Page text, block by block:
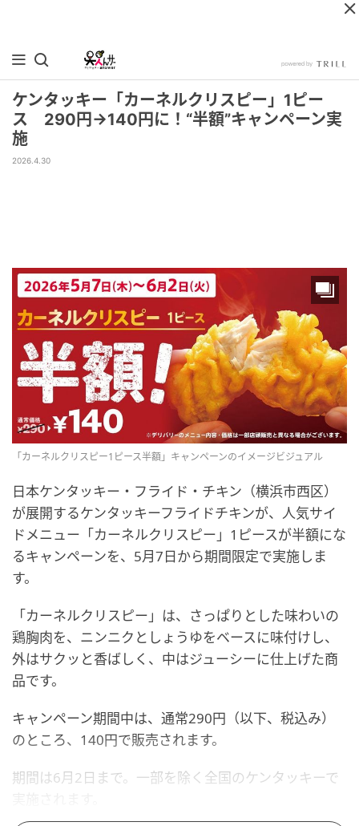
ケンタッキー「カーネルクリスピー」1ピー
ス 290円→140円に！“半額”キャンペーン実
施
2026.4.30
「カーネルクリスピー1ピース半額」キャンペーンのイメージビジュアル
日本ケンタッキー・フライド・チキン（横浜市西区）
が展開するケンタッキーフライドチキンが、人気サイ
ドメニュー「カーネルクリスピー」1ピースが半額にな
るキャンペーンを、5月7日から期間限定で実施しま
す。
「カーネルクリスピー」は、さっぱりとした味わいの
鶏胸肉を、ニンニクとしょうゆをベースに味付けし、
外はサクッと香ばしく、中はジューシーに仕上げた商
品です。
キャンペーン期間中は、通常290円（以下、税込み）
のところ、140円で販売されます。
期間は6月2日まで。一部を除く全国のケンタッキーで